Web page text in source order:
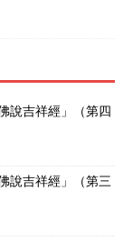
說吉祥經」（第四
說吉祥經」（第三